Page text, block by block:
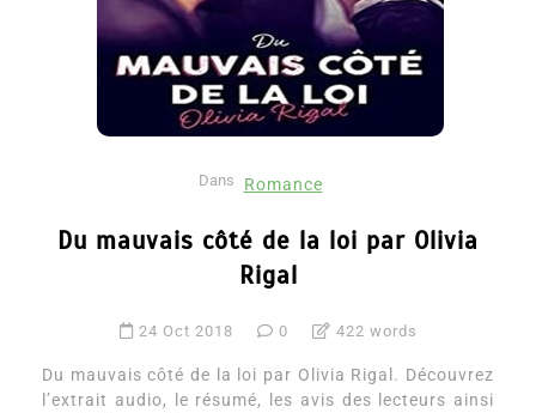
Dans Romance
Du mauvais côté de la loi par Olivia
Rigal
24 Oct 2018 0 422 words
Du mauvais côté de la loi par Olivia Rigal. Découvrez
l’extrait audio, le résumé, les avis des lecteurs ainsi